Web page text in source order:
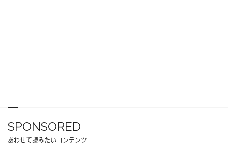
SPONSORED
あわせて読みたいコンテンツ